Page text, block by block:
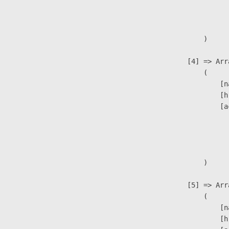
                        )
[4] =>
                        (
                        )
[5] =>
                        (